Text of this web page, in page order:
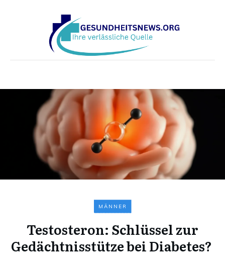
MÄNNER
Testosteron: Schlüssel zur
Gedächtnisstütze bei Diabetes?